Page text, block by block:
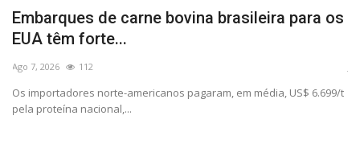
carne bovina brasileira para os
americanos pagaram, em média, US$ 6.699/t
Cautela
No mercado